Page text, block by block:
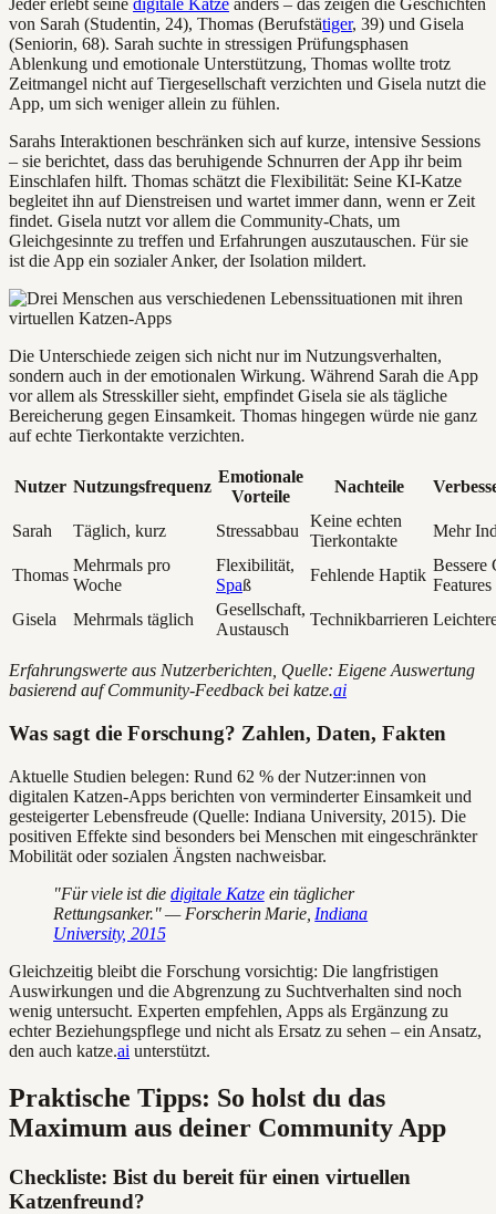
Jeder erlebt seine digitale Katze anders – das zeigen die Geschichten
von Sarah (Studentin, 24), Thomas (Berufstätiger, 39) und Gisela
(Seniorin, 68). Sarah suchte in stressigen Prüfungsphasen
Ablenkung und emotionale Unterstützung, Thomas wollte trotz
Zeitmangel nicht auf Tiergesellschaft verzichten und Gisela nutzt die
App, um sich weniger allein zu fühlen.
Sarahs Interaktionen beschränken sich auf kurze, intensive Sessions
– sie berichtet, dass das beruhigende Schnurren der App ihr beim
Einschlafen hilft. Thomas schätzt die Flexibilität: Seine KI-Katze
begleitet ihn auf Dienstreisen und wartet immer dann, wenn er Zeit
findet. Gisela nutzt vor allem die Community-Chats, um
Gleichgesinnte zu treffen und Erfahrungen auszutauschen. Für sie
ist die App ein sozialer Anker, der Isolation mildert.
Die Unterschiede zeigen sich nicht nur im Nutzungsverhalten,
sondern auch in der emotionalen Wirkung. Während Sarah die App
vor allem als Stresskiller sieht, empfindet Gisela sie als tägliche
Bereicherung gegen Einsamkeit. Thomas hingegen würde nie ganz
auf echte Tierkontakte verzichten.
Nutzer Nutzungsfrequenz
Emotionale
Vorteile
Nachteile
Sarah Täglich, kurz Stressabbau
Keine echten
Tierkontakte
Mehr
Thomas
Mehrmals pro
Woche
Flexibilität,
Spaß
Fehlende Haptik
Bessere
Features
Gisela
Mehrmals täglich
Gesellschaft,
Austausch
Technikbarrieren
Erfahrungswerte aus Nutzerberichten, Quelle: Eigene Auswertung
basierend auf Community-Feedback bei katze.ai
Was sagt die Forschung? Zahlen, Daten, Fakten
Aktuelle Studien belegen: Rund 62 % der Nutzer:innen von
digitalen Katzen-Apps berichten von verminderter Einsamkeit und
gesteigerter Lebensfreude (Quelle: Indiana University, 2015). Die
positiven Effekte sind besonders bei Menschen mit eingeschränkter
Mobilität oder sozialen Ängsten nachweisbar.
"Für viele ist die digitale Katzeein täglicher
Rettungsanker." — Forscherin Marie, Indiana
University, 2015
Gleichzeitig bleibt die Forschung vorsichtig: Die langfristigen
Auswirkungen und die Abgrenzung zu Suchtverhalten sind noch
wenig untersucht. Experten empfehlen, Apps als Ergänzung zu
echter Beziehungspflege und nicht als Ersatz zu sehen – ein Ansatz,
den auch katze.ai unterstützt.
Praktische Tipps: So holst du das
Maximum aus deiner Community App
Checkliste: Bist du bereit für einen virtuellen
Katzenfreund?